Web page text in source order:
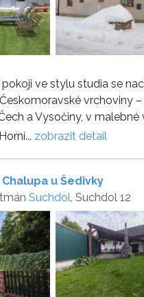
pokoji ve stylu studia se
vrchoviny –
a Vysočiny, v malebné
Horní... zobrazit detail
Chalupa u Šedivky
Suchdol , Suchdol 12